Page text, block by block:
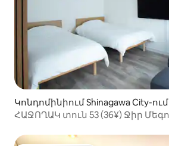
Կոնդոմինիում Shinagawa City-ում
ՀԱՋՈՂԱԿ տուն 53 (36¥) Ջիր